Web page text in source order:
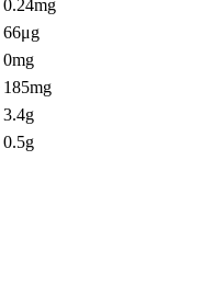
0.24mg
66μg
0mg
185mg
3.4g
0.5g